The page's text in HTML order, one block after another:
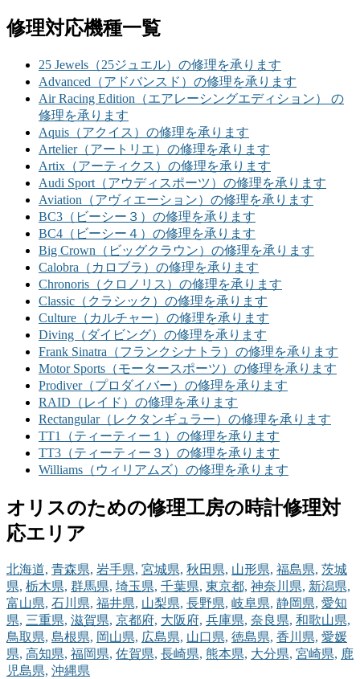
修理対応機種一覧
25 Jewels（25ジュエル）の修理を承ります
Advanced（アドバンスド）の修理を承ります
Air Racing Edition（エアレーシングエディション） の
修理を承ります
Aquis（アクイス）の修理を承ります
Artelier（アートリエ）の修理を承ります
Artix（アーティクス）の修理を承ります
Audi Sport（アウディスポーツ）の修理を承ります
Aviation（アヴィエーション）の修理を承ります
BC3（ビーシー３）の修理を承ります
BC4（ビーシー４）の修理を承ります
Big Crown（ビッグクラウン）の修理を承ります
Calobra（カロブラ）の修理を承ります
Chronoris（クロノリス）の修理を承ります
Classic（クラシック）の修理を承ります
Culture（カルチャー）の修理を承ります
Diving（ダイビング）の修理を承ります
Frank Sinatra（フランクシナトラ）の修理を承ります
Motor Sports（モータースポーツ）の修理を承ります
Prodiver（プロダイバー）の修理を承ります
RAID（レイド）の修理を承ります
Rectangular（レクタンギュラー）の修理を承ります
TT1（ティーティー１）の修理を承ります
TT3（ティーティー３）の修理を承ります
Williams（ウィリアムズ）の修理を承ります
オリスのための修理工房の時計修理対
応エリア
北海道, 青森県, 岩手県, 宮城県, 秋田県, 山形県, 福島県, 茨城
県, 栃木県, 群馬県, 埼玉県, 千葉県, 東京都, 神奈川県, 新潟県,
富山県, 石川県, 福井県, 山梨県, 長野県, 岐阜県, 静岡県, 愛知
県, 三重県, 滋賀県, 京都府, 大阪府, 兵庫県, 奈良県, 和歌山県,
鳥取県, 島根県, 岡山県, 広島県, 山口県, 徳島県, 香川県, 愛媛
県, 高知県, 福岡県, 佐賀県, 長崎県, 熊本県, 大分県, 宮崎県, 鹿
児島県, 沖縄県